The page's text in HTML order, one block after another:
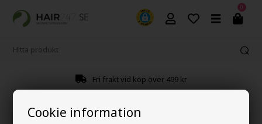
Cookie information
0
Fri frakt vid köp över 499 kr